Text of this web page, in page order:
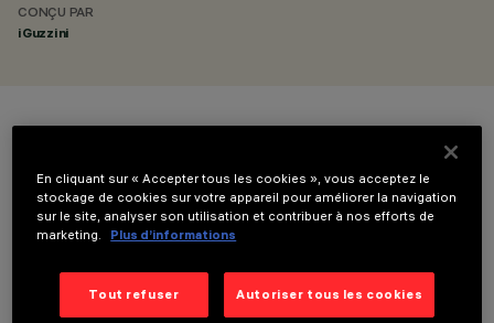
CONÇU PAR
iGuzzini
COMPOSANTS OPTIONNELS
En cliquant sur « Accepter tous les cookies », vous acceptez le
stockage de cookies sur votre appareil pour améliorer la navigation
sur le site, analyser son utilisation et contribuer à nos efforts de
marketing.
Plus d’informations
Tout refuser Autoriser tous les cookies